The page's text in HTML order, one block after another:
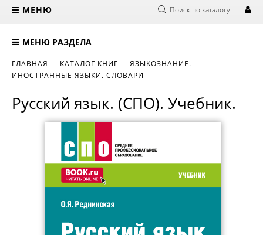
МЕНЮ Поиск по каталогу
МЕНЮ РАЗДЕЛА
ГЛАВНАЯ КАТАЛОГ КНИГ
ЯЗЫКОЗНАНИЕ.
ИНОСТРАННЫЕ ЯЗЫКИ. СЛОВАРИ
Русский язык. (СПО). Учебник.